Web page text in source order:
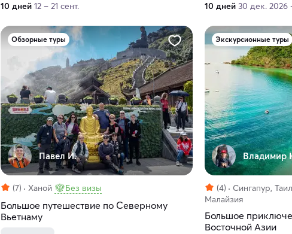
10 дней 12 – 21 сент. 10 дней 30 дек. 2026
Обзорные туры
Павел И.
(7) Ханой Без визы
Большое путешествие по Северному
Вьетнаму
Экскурсионные туры
Владимир
(4)
Сингапур,
Малайзия
Большое
Восточной Азии